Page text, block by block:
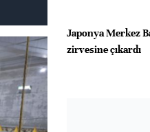
Japonya Merkez
zirvesine çıkardı